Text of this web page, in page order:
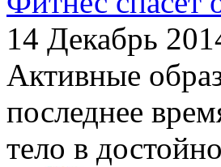
14 Декабрь
Активные
последнее
тело в